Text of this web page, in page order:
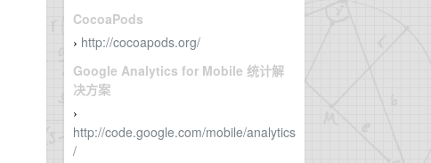
CocoaPods
› http://cocoapods.org/
Google Analytics for Mobile 统计解
决方案
›
http://code.google.com/mobile/analytics
/